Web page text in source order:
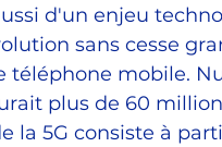
d'un enjeu
sans cesse
téléphone mobile.
plus de 60
la 5G consiste à